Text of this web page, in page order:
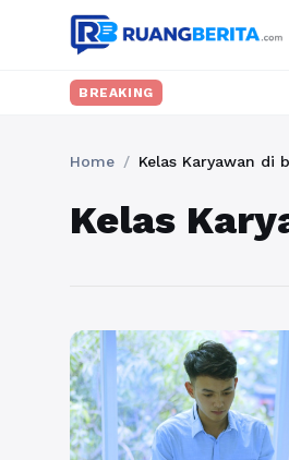
BREAKING
Home / Kelas Karyawan di
Kelas